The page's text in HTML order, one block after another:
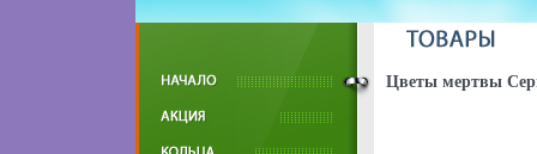
Цветы мертвы